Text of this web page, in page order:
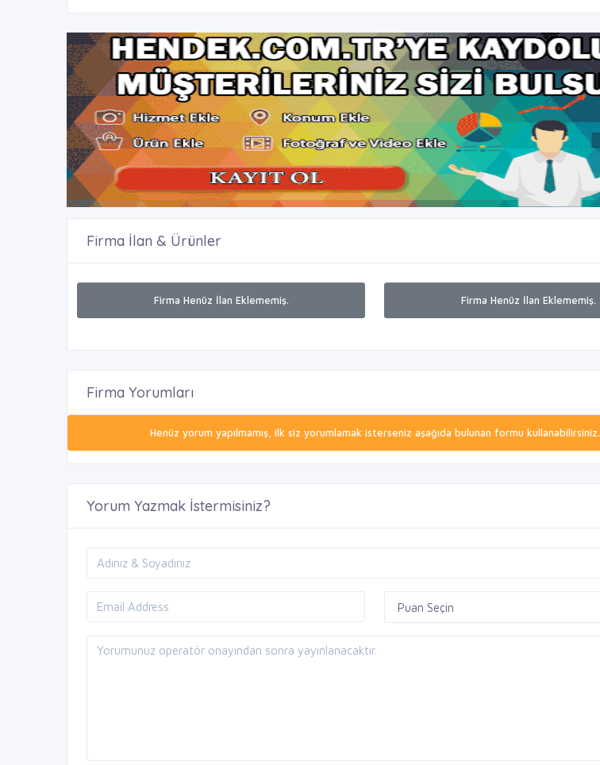
Firma İlan & Ürünler
Firma Henüz İlan Eklememiş. Firma Henüz İlan Eklememiş.
Firma Yorumları
Henüz yorum yapılmamış, ilk siz yorumlamak isterseniz aşağıda bulunan formu kullanabilirsiniz.
Yorum Yazmak İstermisiniz?